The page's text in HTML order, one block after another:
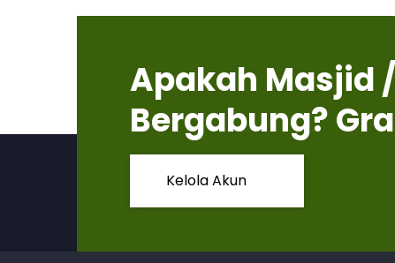
Apakah Masjid
Bergabung?
Kelola Akun